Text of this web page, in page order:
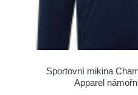
Sportovní mikina
Apparel